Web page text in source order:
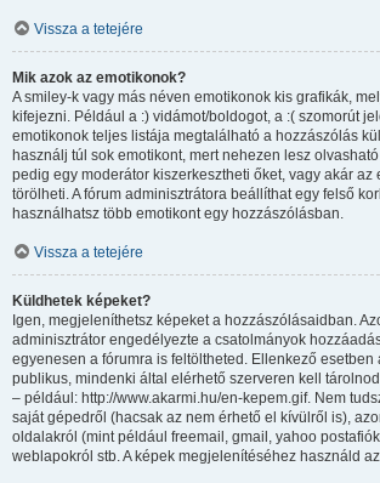
Vissza a tetejére
Mik azok az emotikonok?
A smiley-k vagy más néven emotikonok kis grafikák,
kifejezni. Például a :) vidámot/boldogot, a :( szomorút
emotikonok teljes listája megtalálható a hozzászólás
használj túl sok emotikont, mert nehezen lesz
pedig egy moderátor kiszerkesztheti őket, vagy akár az
törölheti. A fórum adminisztrátora beállíthat egy felső
használhatsz több emotikont egy hozzászólásban.
Vissza a tetejére
Küldhetek képeket?
Igen, megjeleníthetsz képeket a hozzászólásaidban.
adminisztrátor engedélyezte a csatolmányok
egyenesen a fórumra is feltöltheted. Ellenkező esetben
publikus, mindenki által elérhető szerveren kell
– például: http://www.akarmi.hu/en-kepem.gif. Nem
saját gépedről (hacsak az nem érhető el kívülről is),
oldalakról (mint például freemail, gmail, yahoo
weblapokról stb. A képek megjelenítéséhez használd